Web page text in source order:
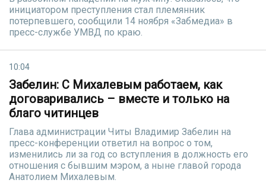
инициатором преступления стал племянник
потерпевшего, сообщили 14 ноября «Забмедиа» в
пресс-службе УМВД по краю.
10:04
Забелин: С Михалевым работаем, как
договаривались – вместе и только на
благо читинцев
Глава администрации Читы Владимир Забелин на
пресс-конференции ответил на вопрос о том,
изменились ли за год со вступления в должность его
отношения с бывшим мэром, а ныне главой города
Анатолием Михалевым.